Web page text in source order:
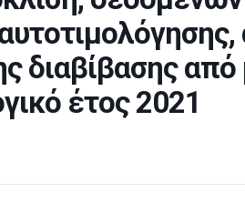
διαβίβασης από
έτος 2021